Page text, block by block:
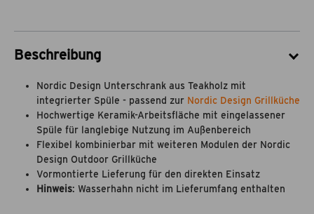
Beschreibung
Nordic Design Unterschrank aus Teakholz mit
integrierter Spüle - passend zur Nordic Design Grillküche
Hochwertige Keramik-Arbeitsfläche mit eingelassener
Spüle für langlebige Nutzung im Außenbereich
Flexibel kombinierbar mit weiteren Modulen der Nordic
Design Outdoor Grillküche
Vormontierte Lieferung für den direkten Einsatz
Hinweis: Wasserhahn nicht im Lieferumfang enthalten